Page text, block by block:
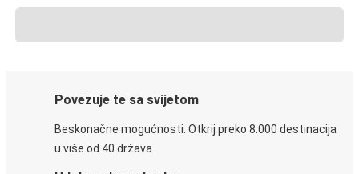
Povezuje te sa svijetom
Beskonačne mogućnosti. Otkrij preko 8.000 destinacija
u više od 40 država.